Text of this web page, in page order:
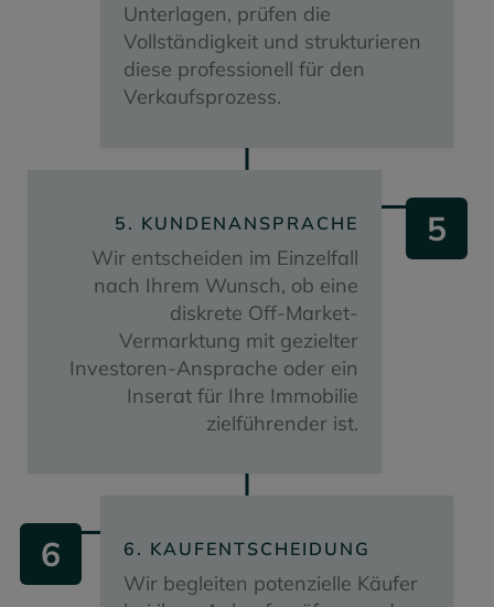
Unterlagen, prüfen die
Vollständigkeit und strukturieren
diese professionell für den
Verkaufsprozess.
5
5. KUNDENANSPRACHE
Wir entscheiden im Einzelfall
nach Ihrem Wunsch, ob eine
diskrete Off-Market-
Vermarktung mit gezielter
Investoren-Ansprache oder ein
Inserat für Ihre Immobilie
zielführender ist.
6 6. KAUFENTSCHEIDUNG
Wir begleiten potenzielle Käufer